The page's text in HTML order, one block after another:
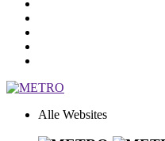
Alle Websites